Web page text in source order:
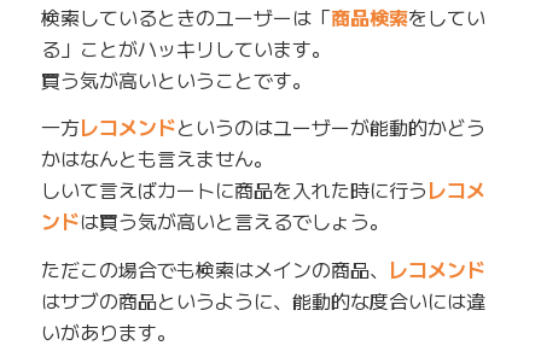
検索しているときのユーザーは「商品検索をしてい
る」ことがハッキリしています。
買う気が高いということです。
一方レコメンドというのはユーザーが能動的かどう
かはなんとも言えません。
しいて言えばカートに商品を入れた時に行うレコメ
ンドは買う気が高いと言えるでしょう。
ただこの場合でも検索はメインの商品、 レコメンド
はサブの商品というように、能動的な度合いには違
いがあります。